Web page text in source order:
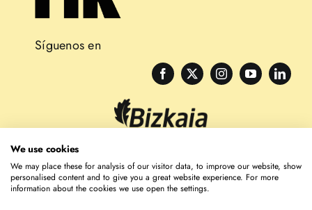
Síguenos en
We use cookies
We may place these for analysis of our visitor data, to improve our website, show
personalised content and to give you a great website experience. For more
information about the cookies we use open the settings.